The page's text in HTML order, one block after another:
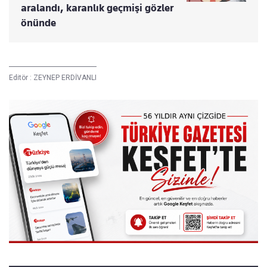
aralandı, karanlık geçmişi gözler
önünde
Editör : ZEYNEP ERDİVANLI